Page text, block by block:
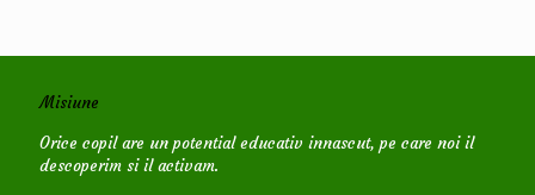
Misiune
Orice copil are un potential educativ innascut, pe care noi il
descoperim si il activam.